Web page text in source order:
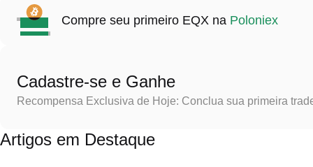
Compre seu primeiro EQX na Poloniex
Cadastre-se e Ganhe
Recompensa Exclusiva de Hoje: Conclua sua primeira
Artigos em Destaque